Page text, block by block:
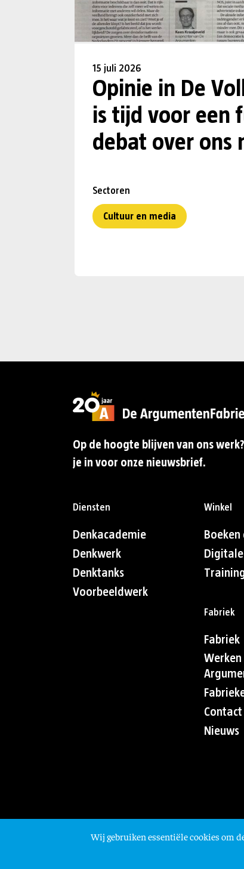
15 juli 2026
Opinie in De
is tijd voor een
debat over ons
Sectoren
Cultuur en media
Op de hoogte blijven van ons
je in voor onze nieuwsbrief.
Diensten
Denkacademie
Denkwerk
Denktanks
Voorbeeldwerk
Winkel
Fabriek
Fabriek
Werken
Contact
Nieuws
Wij gebruiken essentiële cookies om